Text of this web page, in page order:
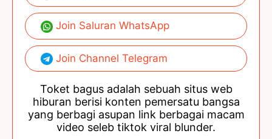
Join Saluran WhatsApp
Join Channel Telegram
Toket bagus adalah sebuah situs web
hiburan berisi konten pemersatu bangsa
yang berbagi asupan link berbagai macam
video seleb tiktok viral blunder.